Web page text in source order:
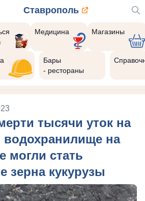
Ставрополь
Медицина Магазины
Бары
- рестораны
тысячи уток на
на
могли стать
зерна кукурузы